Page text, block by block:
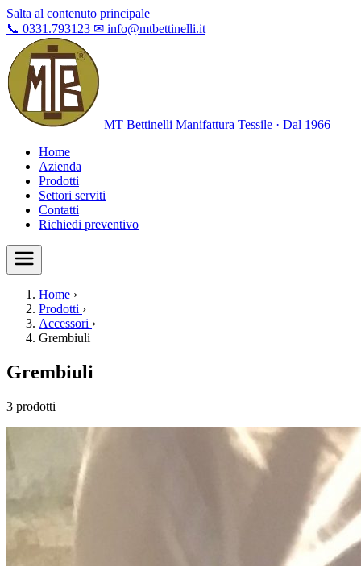
Salta al contenuto principale
📞 0331.793123 ✉ info@mtbettinelli.it
MT Bettinelli Manifattura Tessile · Dal 1966
Home
Azienda
Prodotti
Settori serviti
Contatti
Richiedi preventivo
Home ›
Prodotti ›
Accessori ›
Grembiuli
Grembiuli
3 prodotti